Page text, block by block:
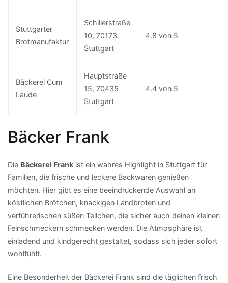
Stuttgarter
Brotmanufaktur
Schillerstraße
10, 70173
Stuttgart
4.8 von 5
Bäckerei Cum
Laude
Hauptstraße
15, 70435
Stuttgart
4.4 von 5
Bäcker Frank
Die Bäckerei Frank ist ein wahres Highlight in Stuttgart für
Familien, die frische und leckere Backwaren genießen
möchten. Hier gibt es eine beeindruckende Auswahl an
köstlichen Brötchen, knackigen Landbroten und
verführerischen süßen Teilchen, die sicher auch deinen kleinen
Feinschmeckern schmecken werden. Die Atmosphäre ist
einladend und kindgerecht gestaltet, sodass sich jeder sofort
wohlfühlt.
Eine Besonderheit der Bäckerei Frank sind die täglichen frisch